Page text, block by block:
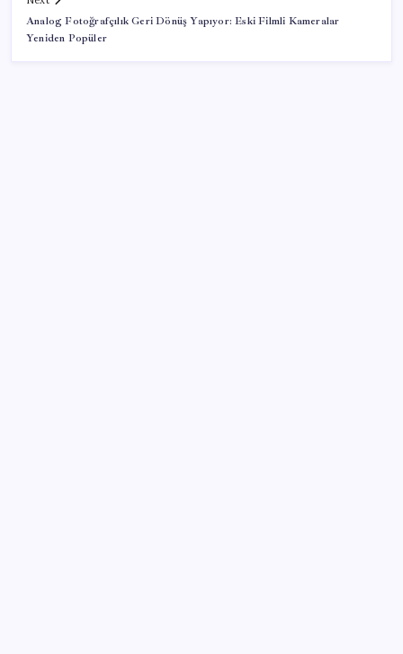
Analog Fotoğrafçılık Geri Dönüş Yapıyor: Eski Filmli Kameralar
Yeniden Popüler